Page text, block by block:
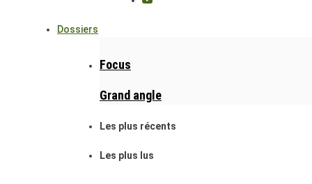
Dossiers
Focus
Grand angle
Les plus récents
Les plus lus